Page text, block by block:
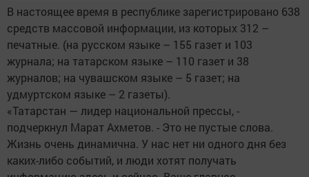
В настоящее время в республике зарегистрировано 638
средств массовой информации, из которых 312 –
печатные. (на русском языке – 155 газет и 103
журнала; на татарском языке – 110 газет и 38
журналов; на чувашском языке – 5 газет; на
удмуртском языке – 2 газеты).
«Татарстан — лидер национальной прессы, -
подчеркнул Марат Ахметов. - Это не пустые слова.
Жизнь очень динамична. У нас нет ни одного дня без
каких-либо событий, и люди хотят получать